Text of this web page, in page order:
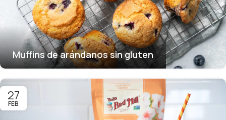
Muffins de arándanos sin gluten
27
FEB